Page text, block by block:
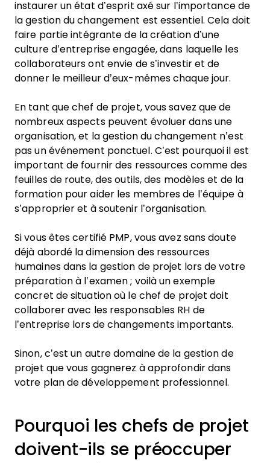
instaurer un état d’esprit axé sur l’importance de
la gestion du changement est essentiel. Cela doit
faire partie intégrante de la création d’une
culture d’entreprise engagée, dans laquelle les
collaborateurs ont envie de s’investir et de
donner le meilleur d’eux-mêmes chaque jour.
En tant que chef de projet, vous savez que de
nombreux aspects peuvent évoluer dans une
organisation, et la gestion du changement n’est
pas un événement ponctuel. C’est pourquoi il est
important de fournir des ressources comme des
feuilles de route, des outils, des modèles et de la
formation pour aider les membres de l’équipe à
s’approprier et à soutenir l’organisation.
Si vous êtes certifié PMP, vous avez sans doute
déjà abordé la dimension des ressources
humaines dans la gestion de projet lors de votre
préparation à l’examen ; voilà un exemple
concret de situation où le chef de projet doit
collaborer avec les responsables RH de
l’entreprise lors de changements importants.
Sinon, c’est un autre domaine de la gestion de
projet que vous gagnerez à approfondir dans
votre plan de développement professionnel.
Pourquoi les chefs de projet
doivent-ils se préoccuper